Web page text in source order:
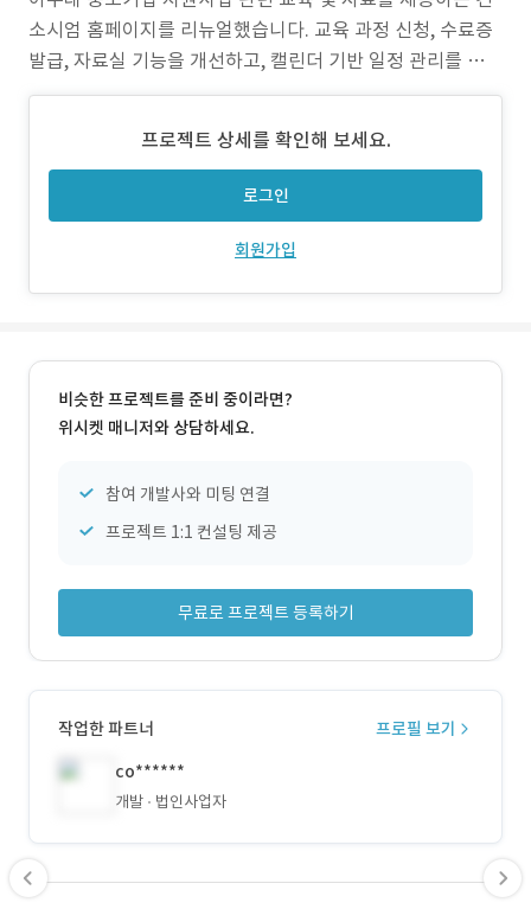
소시엄 홈페이지를 리뉴얼했습니다. 교육 과정 신청, 수료증
발급, 자료실 기능을 개선하고, 캘린더 기반 일정 관리를 도입
했습니다.
프로젝트 상세를 확인해 보세요.
로그인
회원가입
비슷한 프로젝트를 준비 중이라면?
위시켓 매니저와 상담하세요.
참여 개발사와 미팅 연결
프로젝트 1:1 컨설팅 제공
무료로 프로젝트 등록하기
작업한 파트너
프로필 보기
co******
개발 법인사업자